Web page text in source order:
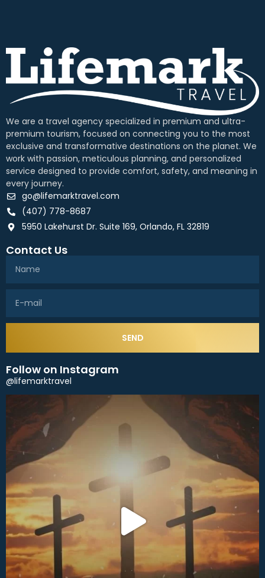
We are a travel agency specialized in premium and ultra-
premium tourism, focused on connecting you to the most
exclusive and transformative destinations on the planet. We
work with passion, meticulous planning, and personalized
service designed to provide comfort, safety, and meaning in
every journey.
go@lifemarktravel.com
(407) 778-8687
5950 Lakehurst Dr. Suite 169, Orlando, FL 32819
Contact Us
SEND
Follow on Instagram
@lifemarktravel